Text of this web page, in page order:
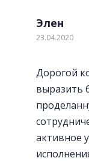
Элен
23.04.2020
Дорогой
выразить
активное